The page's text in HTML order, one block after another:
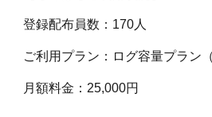
登録配布員数：170人
ご利用プラン：ログ容量プラン
月額料金：25,000円